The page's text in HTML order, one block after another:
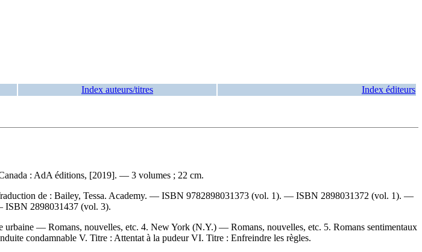
Index auteurs/titres Index éditeurs
: AdA éditions, [2019]. — 3 volumes ; 22 cm.
de : Bailey, Tessa. Academy. — ISBN 9782898031373 (vol. 1). — ISBN 2898031372 (vol. 1). —
ISBN 2898031437 (vol. 3).
— Romans, nouvelles, etc. 4. New York (N.Y.) — Romans, nouvelles, etc. 5. Romans sentimentaux
condamnable V. Titre : Attentat à la pudeur VI. Titre : Enfreindre les règles.